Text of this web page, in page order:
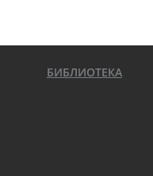
БИБЛИОТЕКА